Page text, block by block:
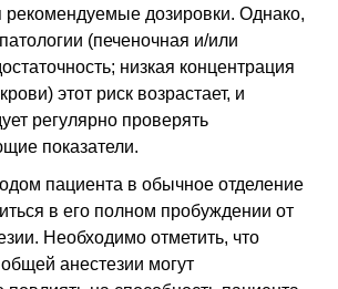
рекомендуемые дозировки. Однако,
(печеночная и/или
низкая концентрация
этот риск возрастает, и
регулярно проверять
показатели.
пациента в обычное отделение
в его полном пробуждении от
Необходимо отметить, что
анестезии могут